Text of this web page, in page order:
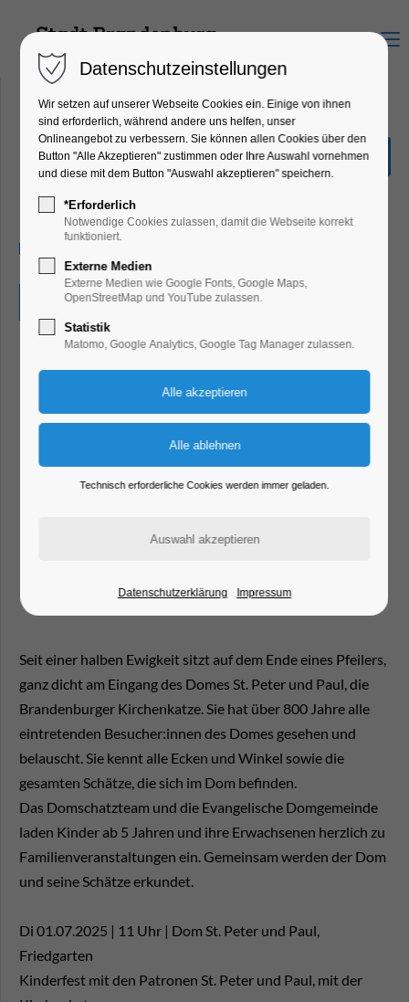
Menu
Kinderfest mit der
Kirchenkatze
Kinder, Jugend, Mitmach-Aktion
Eintritt frei
Seit einer halben Ewigkeit sitzt auf dem Ende eines Pfeilers,
ganz dicht am Eingang des Domes St. Peter und Paul, die
Brandenburger Kirchenkatze. Sie hat über 800 Jahre alle
eintretenden Besucher:innen des Domes gesehen und
belauscht. Sie kennt alle Ecken und Winkel sowie die
gesamten Schätze, die sich im Dom befinden.
Das Domschatzteam und die Evangelische Domgemeinde
laden Kinder ab 5 Jahren und ihre Erwachsenen herzlich zu
Familienveranstaltungen ein. Gemeinsam werden der Dom
und seine Schätze erkundet.
Di 01.07.2025 | 11 Uhr | Dom St. Peter und Paul,
Friedgarten
Kinderfest mit den Patronen St. Peter und Paul, mit der
Datenschutzeinstellungen
Wir setzen auf unserer Webseite Cookies ein. Einige von ihnen
sind erforderlich, während andere uns helfen, unser
Onlineangebot zu verbessern. Sie können allen Cookies über den
Button "Alle Akzeptieren" zustimmen oder Ihre Auswahl vornehmen
und diese mit dem Button "Auswahl akzeptieren" speichern.
*Erforderlich
Notwendige Cookies zulassen, damit die Webseite korrekt
funktioniert.
Externe Medien
Externe Medien wie Google Fonts, Google Maps,
OpenStreetMap und YouTube zulassen.
Statistik
Matomo, Google Analytics, Google Tag Manager zulassen.
Technisch erforderliche Cookies werden immer geladen.
Datenschutzerklärung Impressum